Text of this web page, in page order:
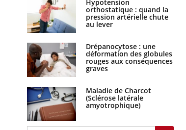
Hypotension
orthostatique : quand la
pression artérielle chute
au lever
Drépanocytose : une
déformation des globules
rouges aux conséquences
graves
Maladie de Charcot
(Sclérose latérale
amyotrophique)